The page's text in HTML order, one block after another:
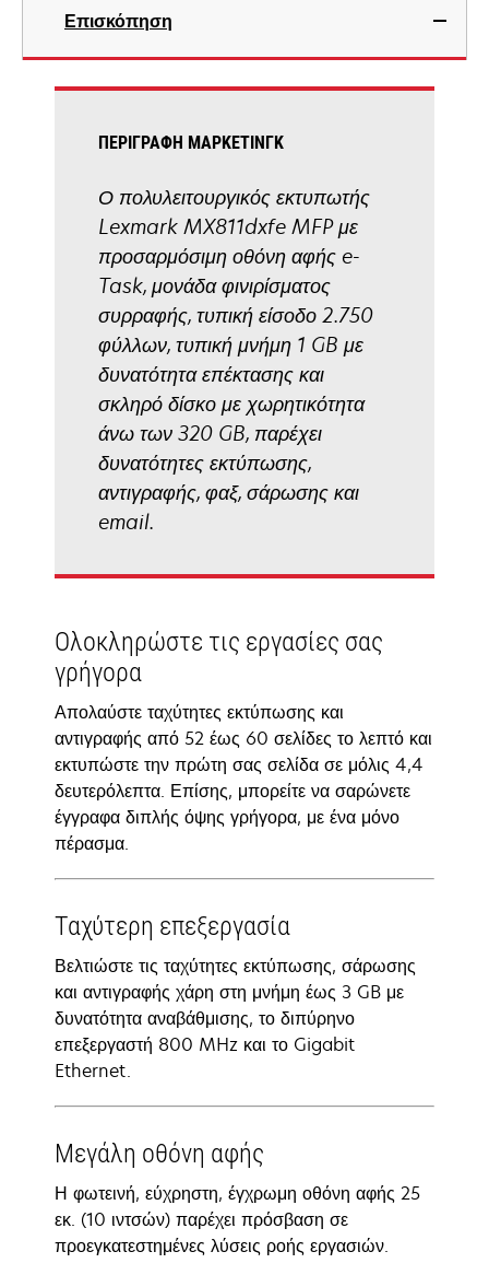
new
Επισκόπηση
ΠΕΡΙΓΡΑΦΉ ΜΆΡΚΕΤΙΝΓΚ
Ο πολυλειτουργικός εκτυπωτής
Lexmark MX811dxfe MFP με
προσαρμόσιμη οθόνη αφής e-
Task, μονάδα φινιρίσματος
συρραφής, τυπική είσοδο 2.750
φύλλων, τυπική μνήμη 1 GB με
δυνατότητα επέκτασης και
σκληρό δίσκο με χωρητικότητα
άνω των 320 GB, παρέχει
δυνατότητες εκτύπωσης,
αντιγραφής, φαξ, σάρωσης και
email.
Ολοκληρώστε τις εργασίες σας
γρήγορα
Απολαύστε ταχύτητες εκτύπωσης και
αντιγραφής από 52 έως 60 σελίδες το λεπτό και
εκτυπώστε την πρώτη σας σελίδα σε μόλις 4,4
δευτερόλεπτα. Επίσης, μπορείτε να σαρώνετε
έγγραφα διπλής όψης γρήγορα, με ένα μόνο
πέρασμα.
Ταχύτερη επεξεργασία
Βελτιώστε τις ταχύτητες εκτύπωσης, σάρωσης
και αντιγραφής χάρη στη μνήμη έως 3 GB με
δυνατότητα αναβάθμισης, το διπύρηνο
επεξεργαστή 800 MHz και το Gigabit
Ethernet.
Μεγάλη οθόνη αφής
Η φωτεινή, εύχρηστη, έγχρωμη οθόνη αφής 25
εκ. (10 ιντσών) παρέχει πρόσβαση σε
προεγκατεστημένες λύσεις ροής εργασιών.